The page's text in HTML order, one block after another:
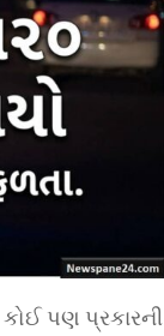
પણ પ્રકારની